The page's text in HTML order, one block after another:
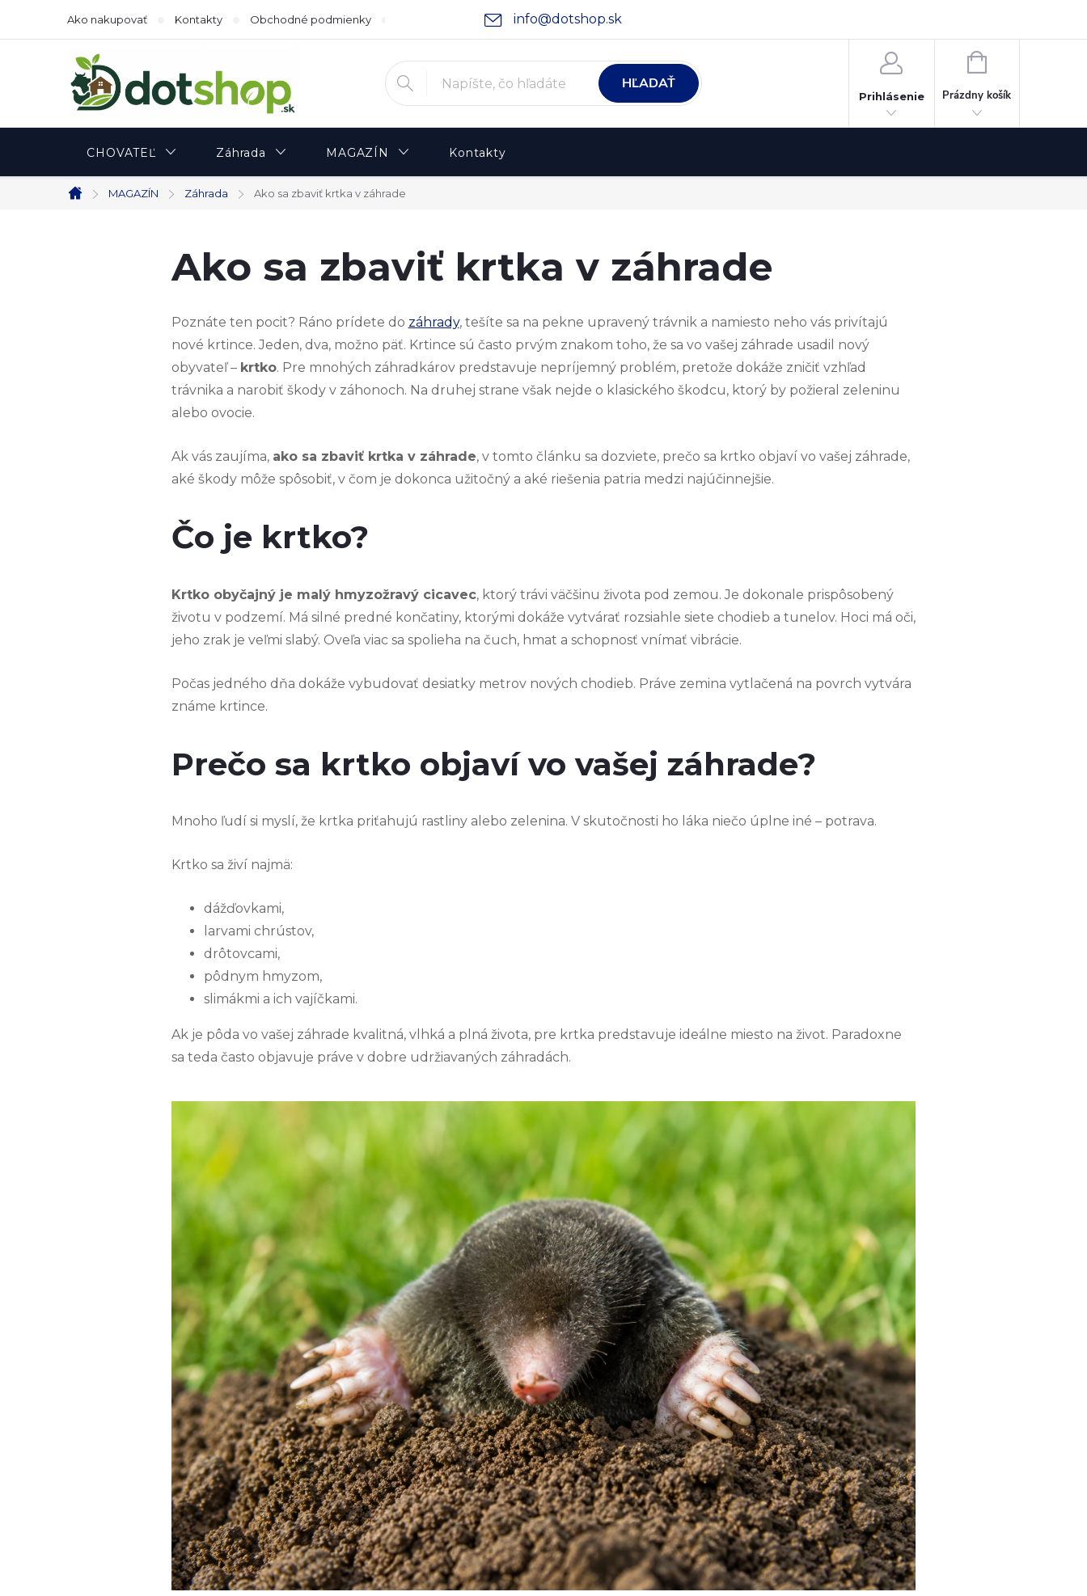
info@dotshop.sk
Ako nakupovať Kontakty Obchodné podmienky Podmienky ochrany osobných údajov
HĽADAŤ
Prihlásenie
NÁKUPNÝ
Prázdny košík
CHOVATEĽ Záhrada MAGAZÍN Kontakty
Domov
MAGAZÍN Záhrada Ako sa zbaviť krtka v záhrade
Ako sa zbaviť krtka v záhrade
Poznáte ten pocit? Ráno prídete do záhrady, tešíte sa na pekne upravený trávnik a namiesto neho vás privítajú
nové krtince. Jeden, dva, možno päť. Krtince sú často prvým znakom toho, že sa vo vašej záhrade usadil nový
obyvateľ – krtko. Pre mnohých záhradkárov predstavuje nepríjemný problém, pretože dokáže zničiť vzhľad
trávnika a narobiť škody v záhonoch. Na druhej strane však nejde o klasického škodcu, ktorý by požieral zeleninu
alebo ovocie.
Ak vás zaujíma, ako sa zbaviť krtka v záhrade, v tomto článku sa dozviete, prečo sa krtko objaví vo vašej záhrade,
aké škody môže spôsobiť, v čom je dokonca užitočný a aké riešenia patria medzi najúčinnejšie.
Čo je krtko?
Krtko obyčajný je malý hmyzožravý cicavec, ktorý trávi väčšinu života pod zemou. Je dokonale prispôsobený
životu v podzemí. Má silné predné končatiny, ktorými dokáže vytvárať rozsiahle siete chodieb a tunelov. Hoci má oči,
jeho zrak je veľmi slabý. Oveľa viac sa spolieha na čuch, hmat a schopnosť vnímať vibrácie.
Počas jedného dňa dokáže vybudovať desiatky metrov nových chodieb. Práve zemina vytlačená na povrch vytvára
známe krtince.
Prečo sa krtko objaví vo vašej záhrade?
Mnoho ľudí si myslí, že krtka priťahujú rastliny alebo zelenina. V skutočnosti ho láka niečo úplne iné – potrava.
Krtko sa živí najmä:
dážďovkami,
larvami chrústov,
drôtovcami,
pôdnym hmyzom,
slimákmi a ich vajíčkami.
Ak je pôda vo vašej záhrade kvalitná, vlhká a plná života, pre krtka predstavuje ideálne miesto na život. Paradoxne
sa teda často objavuje práve v dobre udržiavaných záhradách.